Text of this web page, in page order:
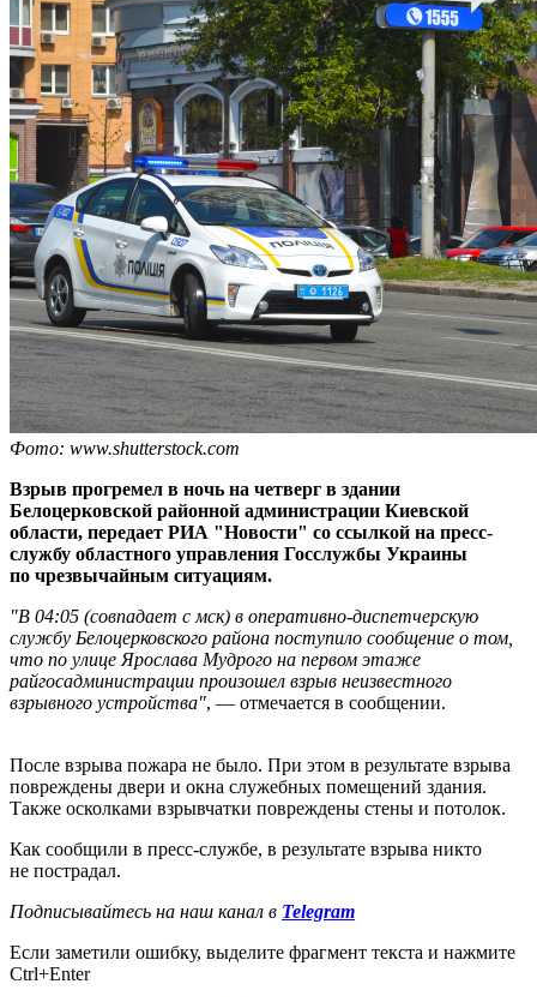
Фото: www.shutterstock.com
Взрыв прогремел в ночь на четверг в здании
Белоцерковской районной администрации Киевской
области, передает РИА "Новости" со ссылкой на пресс-
службу областного управления Госслужбы Украины
по чрезвычайным ситуациям.
"В 04:05 (совпадает с мск) в оперативно-диспетчерскую
службу Белоцерковского района поступило сообщение о том,
что по улице Ярослава Мудрого на первом этаже
райгосадминистрации произошел взрыв неизвестного
взрывного устройства", — отмечается в сообщении.
После взрыва пожара не было. При этом в результате взрыва
повреждены двери и окна служебных помещений здания.
Также осколками взрывчатки повреждены стены и потолок.
Как сообщили в пресс-службе, в результате взрыва никто
не пострадал.
Подписывайтесь на наш канал в Telegram
Если заметили ошибку, выделите фрагмент текста и нажмите
Ctrl+Enter